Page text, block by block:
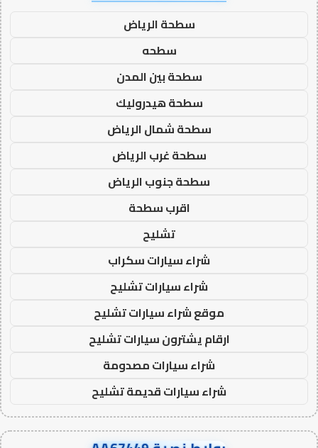
سطحة الرياض
سطحه
سطحة بين المدن
سطحة هيدروليك
سطحة شمال الرياض
سطحة غرب الرياض
سطحة جنوب الرياض
اقرب سطحة
تشليح
شراء سيارات سكراب
شراء سيارات تشليح
موقع شراء سيارات تشليح
ارقام يشترون سيارات تشليح
شراء سيارات مصدومة
شراء سيارات قديمة تشليح